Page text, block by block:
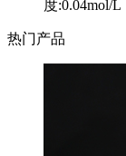
度:0.04mol/L
热门产品